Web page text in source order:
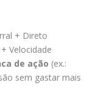
+ Direto
Velocidade
de ação (ex.:
sem gastar mais